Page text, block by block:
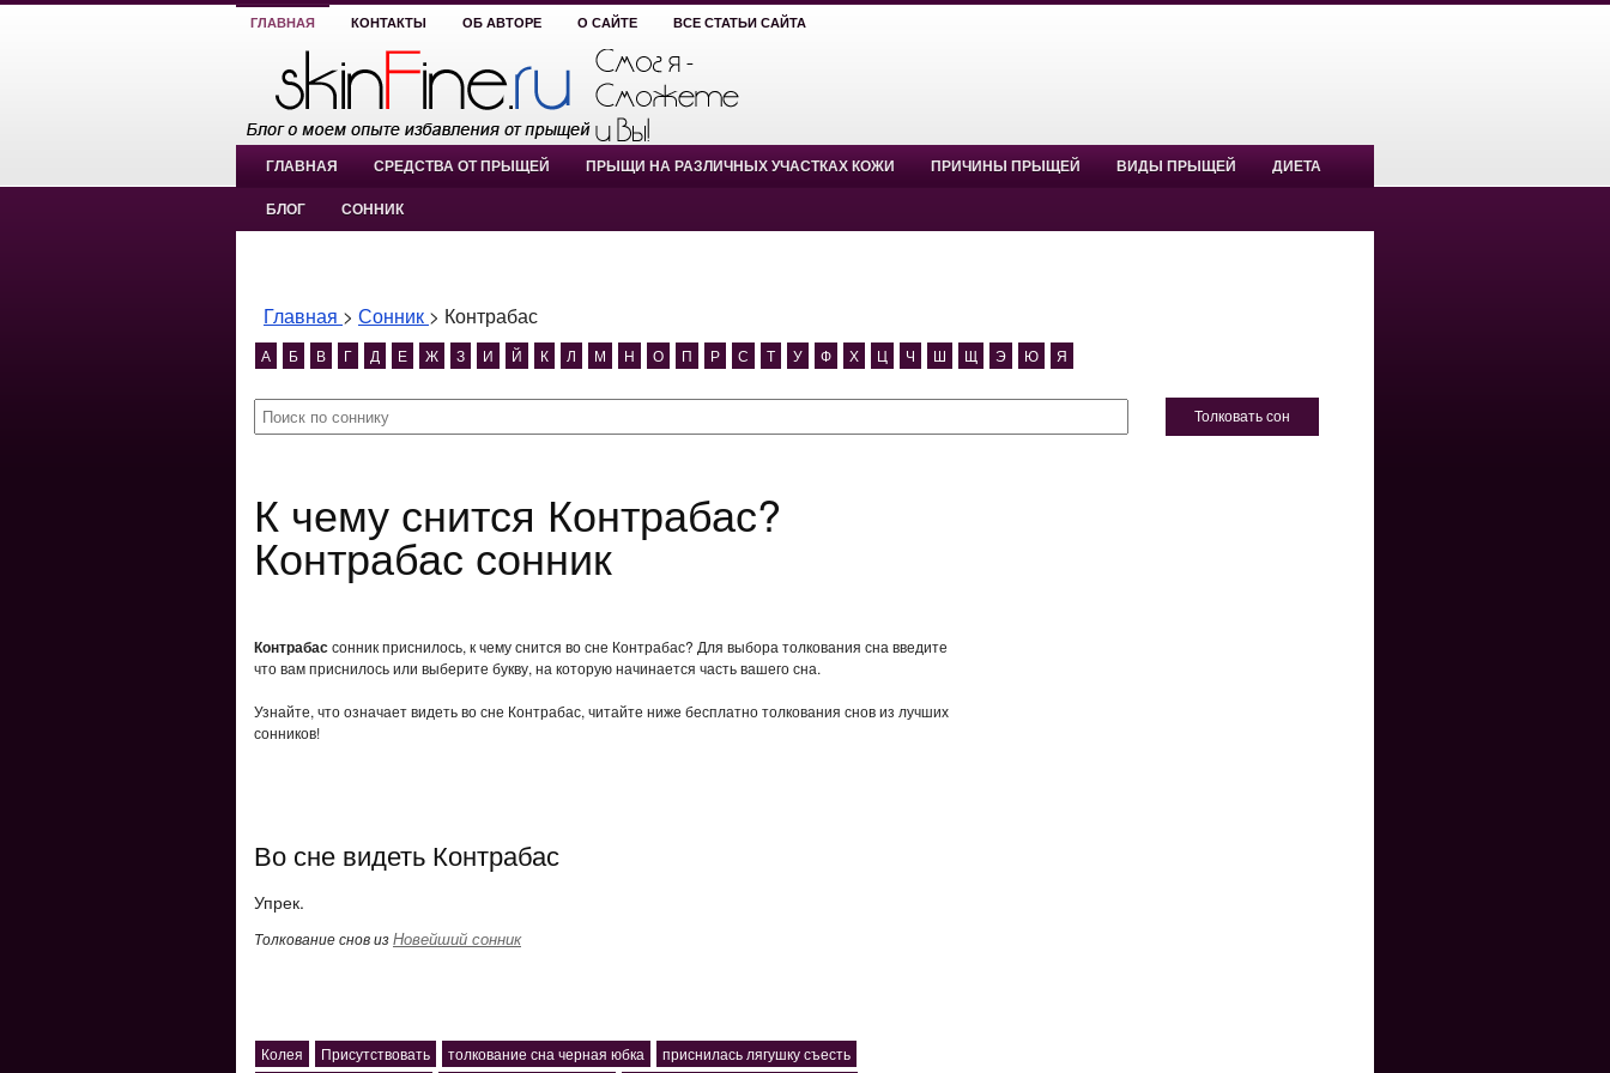
ГЛАВНАЯ КОНТАКТЫ ОБ АВТОРЕ О САЙТЕ ВСЕ СТАТЬИ САЙТА
ГЛАВНАЯ СРЕДСТВА ОТ ПРЫЩЕЙ ПРЫЩИ НА РАЗЛИЧНЫХ УЧАСТКАХ КОЖИ ПРИЧИНЫ ПРЫЩЕЙ ВИДЫ ПРЫЩЕЙ ДИЕТА
БЛОГ СОННИК
Главная > Сонник > Контрабас
А Б В Г Д Е Ж З И Й К Л М Н О П Р С Т У Ф Х Ц Ч Ш Щ Э Ю Я
Толковать сон
К чему снится Контрабас?
Контрабас сонник
Контрабассонник приснилось, к чему снится во сне Контрабас? Для выбора толкования сна введите
что вам приснилось или выберите букву, на которую начинается часть вашего сна.
Узнайте, что означает видеть во сне Контрабас, читайте ниже бесплатно толкования снов из лучших
сонников!
Во сне видеть Контрабас
Упрек.
Толкование снов изНовейший сонник
Колея Присутствовать толкование сна черная юбка приснилась лягушку съесть